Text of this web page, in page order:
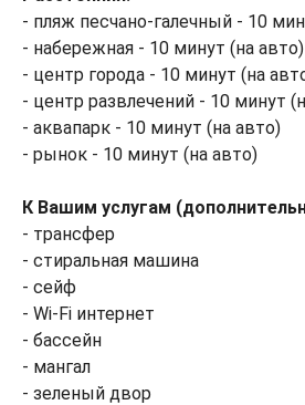
- пляж песчано-галечный - 10
- набережная - 10 минут (на авто)
- центр города - 10 минут (на
- центр развлечений - 10 минут
- аквапарк - 10 минут (на авто)
- рынок - 10 минут (на авто)
К Вашим услугам
- трансфер
- стиральная машина
- сейф
- Wi-Fi интернет
- бассейн
- мангал
- зеленый двор